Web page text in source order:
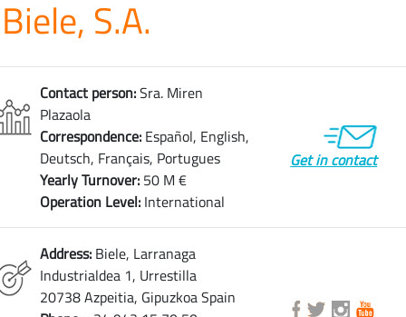
Biele, S.A.
Contact person:Sra. Miren
Plazaola
Correspondence: Español, English,
Deutsch, Français, Portugues
Yearly Turnover: 50 M €
Operation Level: International
Get in contact
Address: Biele, Larranaga
Industrialdea 1, Urrestilla
20738 Azpeitia, Gipuzkoa Spain